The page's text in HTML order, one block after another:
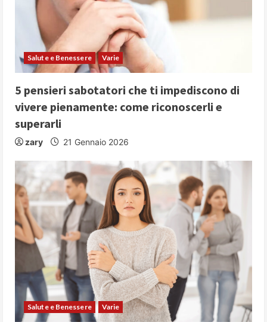
i
n
g
Salute e Benessere Varie
5 pensieri sabotatori che ti impediscono di
vivere pienamente: come riconoscerli e
superarli
zary 21 Gennaio 2026
Salute e Benessere Varie